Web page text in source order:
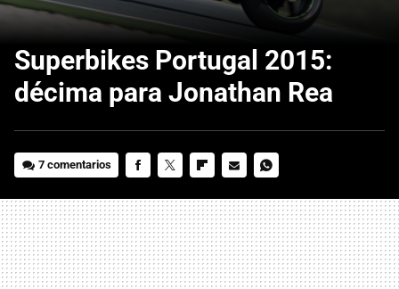
Superbikes Portugal 2015:
décima para Jonathan Rea
7 comentarios
MAIL